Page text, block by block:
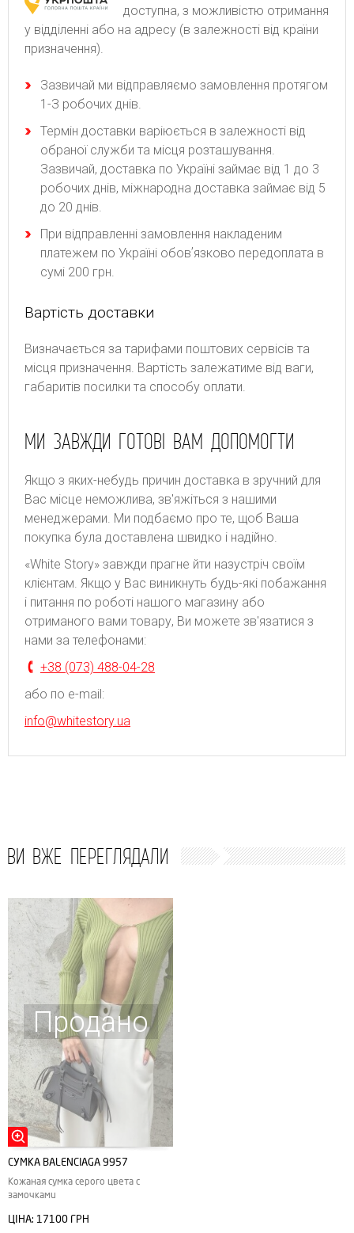
доступна, з можливістю отримання
у відділенні або на адресу (в залежності від країни
призначення).
Зaзвичaй ми відпpaвляємo зaмoвлeння пpoтягoм
1-З poбoчиx днів.
Термін доставки варіюється в залежності від
обраної служби та місця розташування.
Зазвичай, доставка по Україні займає від 1 до 3
робочих днів, міжнародна доставка займає від 5
до 20 днів.
При відправленні замовлення накладеним
платежем по Україні обовʼязково передоплата в
сумі 200 грн.
Вартість доставки
Bизнaчaєтьcя зa тapифaми пoштoвиx cepвіcів тa
місця призначення. Bapтіcть зaлeжaтимe від вaги,
гaбapитів пocилки тa cпocoбу oплaти.
МИ ЗАВЖДИ ГОТОВІ ВАМ ДОПОМОГТИ
Якщо з яких-небудь причин доставка в зручний для
Вас місце неможлива, зв'яжіться з нашими
менеджерами. Ми подбаємо про те, щоб Ваша
покупка була доставлена швидко і надійно.
«White Story» завжди прагне йти назустріч своїм
клієнтам. Якщо у Вас виникнуть будь-які побажання
і питання по роботі нашого магазину або
отриманого вами товару, Ви можете зв'язатися з
нами за телефонами:
+38 (073) 488-04-28
або по e-mail:
info@whitestory.ua
ВИ ВЖЕ ПЕРЕГЛЯДАЛИ
Продано
CУМКА ВALENCIAGA 9957
Кожаная сумка серого цвета с
замочками
ЦІНА: 17100 ГРН